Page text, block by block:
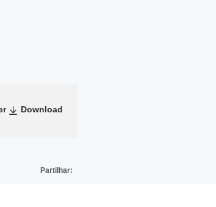
Download
Partilhar: